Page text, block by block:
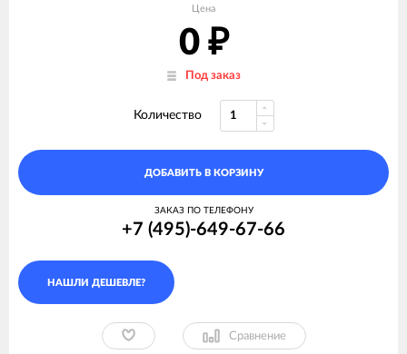
Цена
0 ₽
Под заказ
Количество
ДОБАВИТЬ В КОРЗИНУ
ЗАКАЗ ПО ТЕЛЕФОНУ
+7 (495)-649-67-66
Сравнение